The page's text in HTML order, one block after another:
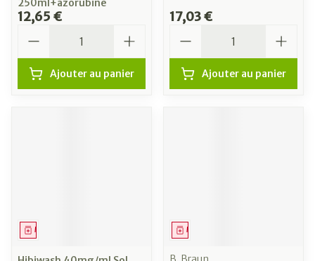
250ml+azorubine
12,65 €
Ajouter au panier
17,03 €
Ajouter au panier
Médicament Médicament